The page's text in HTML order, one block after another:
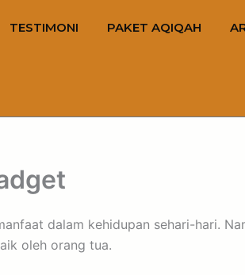
TESTIMONI PAKET AQIQAH
dalam kehidupan sehari-hari.
oleh orang tua.